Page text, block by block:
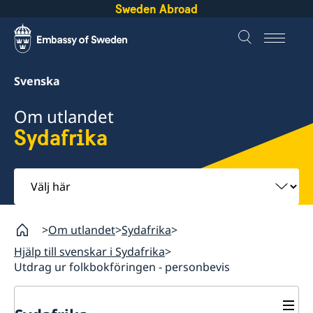
Sweden Abroad
Svenska
Om utlandet
Sydafrika
Välj
här
Om utlandet Sydafrika
Hjälp till svenskar i Sydafrika
Utdrag ur folkbokföringen - personbevis